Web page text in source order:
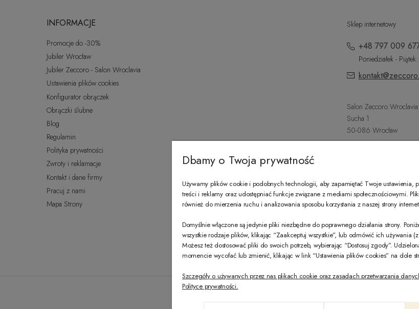
INFORMACJE
Promocje do -30%
Jubiler Wrocław
Jubiler Zeccoro - Salon Wroclavia
Ustawienia plików cookies
Konfigurator obrączek
Obrączki ślubne
Blog
Regulamin
Polityka prywatności
Zwroty i reklamacje
Kontakt i dane firmy
Pracuj z nami
Mapa Strony
Sklep internetowy
+48 797 009
Poniedziałek -
Salon Zeccoro Wroclavia
Sucha 1
50-086 Wrocław
Dbamy o Twoja prywatność
Używamy plików cookie i podobnych technologii, aby zapamiętać Twoje ustawienia,
treści i reklamy oraz udostępniać funkcje związane z mediami społecznościowymi.
również do mierzenia ruchu i analizowania sposobu korzystania z naszej strony
Domyślnie włączone są jedynie pliki niezbędne do poprawnego działania strony.
wszystkie rodzaje plików, klikając “Zaakceptuj wszystkie”, lub odmówić ich używania
Możesz też dostosować pliki do swoich potrzeb, wybierając “Dostosuj zgody”.
momencie wycofać lub zmienić, klikając w link “Ustawienia plików cookies” na dole
Szczegóły o używanych przez nas plikach cookie oraz zasadach przetwarzania
Polityce prywatności.